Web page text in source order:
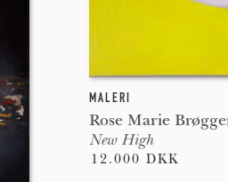
MALERI
Rose Marie
New High
12.000 DKK